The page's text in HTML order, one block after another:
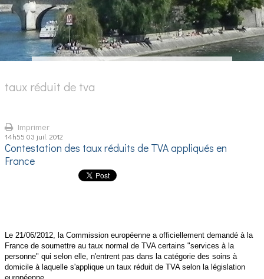
taux réduit de tva
Imprimer
14h55 03 juil. 2012
Contestation des taux réduits de TVA appliqués en
France
Le 21/06/2012, la Commission européenne a officiellement demandé à la
France de soumettre au taux normal de TVA certains "services à la
personne" qui selon elle, n'entrent pas dans la catégorie des soins à
domicile à laquelle s'applique un taux réduit de TVA selon la législation